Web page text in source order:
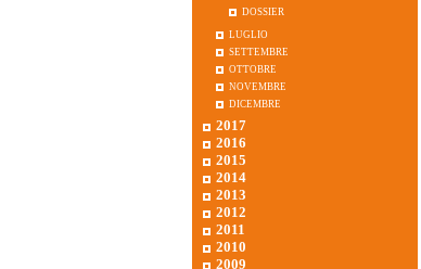
dossier
luglio
settembre
ottobre
novembre
dicembre
2017
2016
2015
2014
2013
2012
2011
2010
2009